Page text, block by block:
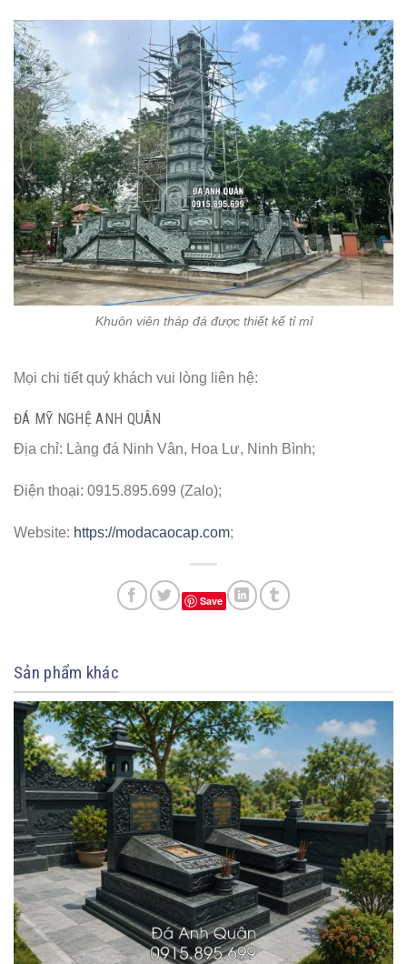
Khuôn viên tháp đá được thiết kế tỉ mỉ
Mọi chi tiết quý khách vui lòng liên hệ:
ĐÁ MỸ NGHỆ ANH QUÂN
Địa chỉ: Làng đá Ninh Vân, Hoa Lư, Ninh Bình;
Điện thoại: 0915.895.699 (Zalo);
Website: https://modacaocap.com;
Save
Sản phẩm khác